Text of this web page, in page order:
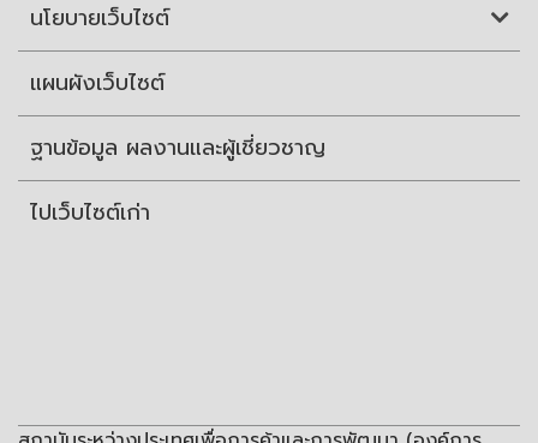
นโยบายเว็บไซต์
แผนผังเว็บไซต์
ฐานข้อมูล ผลงานและผู้เชี่ยวชาญ
ไปเว็บไซต์เก่า